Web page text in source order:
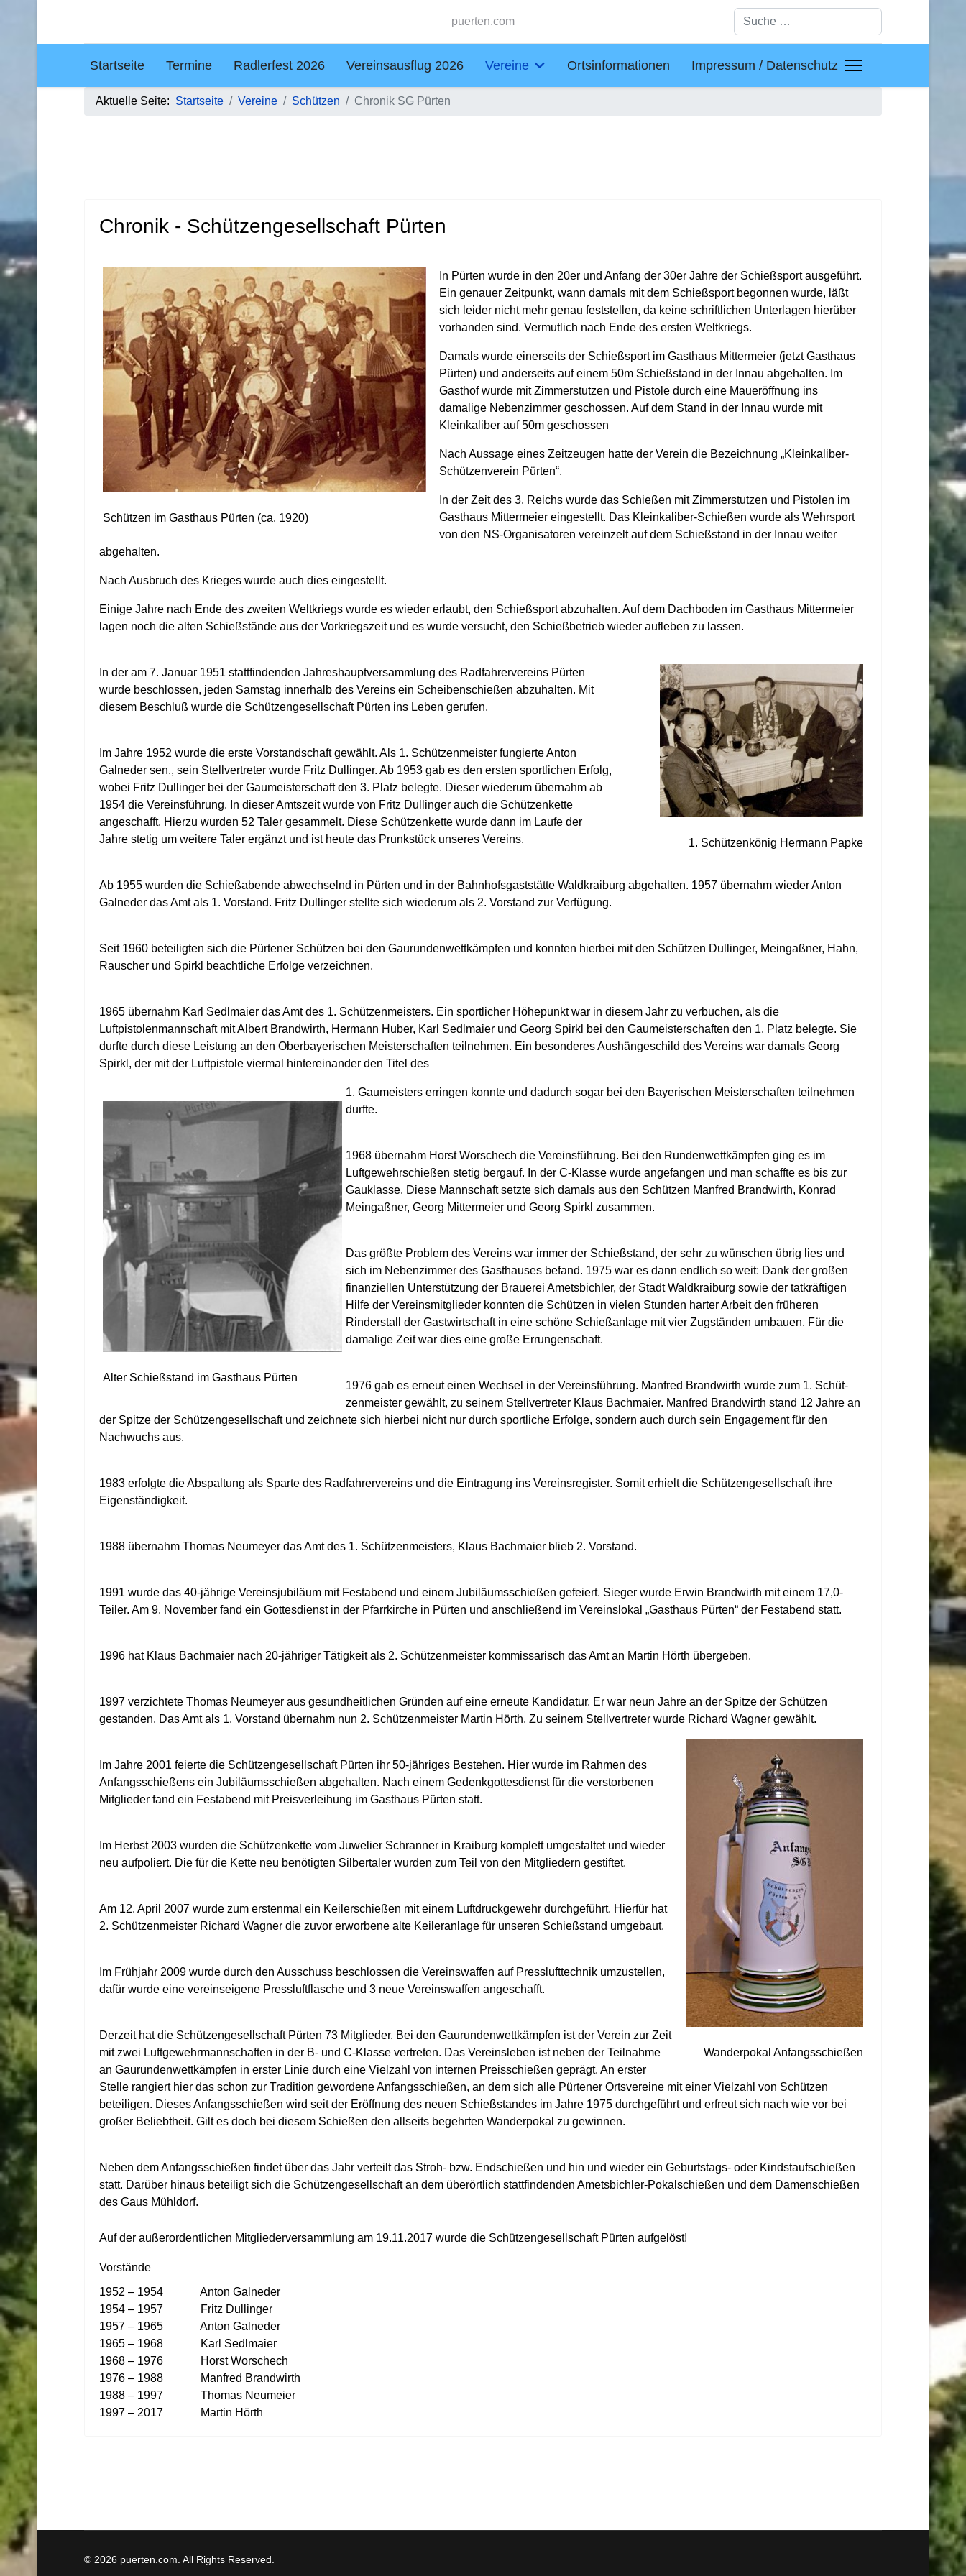
puerten.com Suchen
Startseite Termine Radlerfest 2026 Vereinsausflug 2026 Vereine Ortsinformationen Impressum / Datenschutz
Aktuelle Seite: Startseite Vereine Schützen Chronik SG Pürten
Chronik - Schützengesellschaft Pürten
Schützen im Gasthaus Pürten (ca. 1920)
In Pürten wurde in den 20er und Anfang der 30er Jahre der Schießsport ausgeführt.
Ein genauer Zeitpunkt, wann damals mit dem Schießsport begonnen wurde, läßt
sich leider nicht mehr genau feststellen, da keine schriftlichen Unterlagen hierüber
vorhanden sind. Vermutlich nach Ende des ersten Weltkriegs.
Damals wurde einerseits der Schießsport im Gasthaus Mittermeier (jetzt Gasthaus
Pürten) und anderseits auf einem 50m Schießstand in der Innau abgehalten. Im
Gasthof wurde mit Zimmerstutzen und Pistole durch eine Maueröffnung ins
damalige Nebenzimmer geschossen. Auf dem Stand in der Innau wurde mit
Kleinkaliber auf 50m geschossen
Nach Aussage eines Zeitzeugen hatte der Verein die Bezeichnung „Kleinkaliber-
Schützenverein Pürten“.
In der Zeit des 3. Reichs wurde das Schießen mit Zimmerstutzen und Pistolen im
Gasthaus Mittermeier eingestellt. Das Kleinkaliber-Schießen wurde als Wehrsport
von den NS-Organisatoren vereinzelt auf dem Schießstand in der Innau weiter
abgehalten.
Nach Ausbruch des Krieges wurde auch dies eingestellt.
Einige Jahre nach Ende des zweiten Weltkriegs wurde es wieder erlaubt, den Schießsport abzuhalten. Auf dem Dachboden im Gasthaus Mittermeier
lagen noch die alten Schießstände aus der Vorkriegszeit und es wurde versucht, den Schießbetrieb wieder aufleben zu lassen.
1. Schützenkönig Hermann Papke
In der am 7. Januar 1951 stattfindenden Jahreshauptversammlung des Radfahrervereins Pürten
wurde beschlossen, jeden Samstag innerhalb des Vereins ein Scheibenschießen abzuhalten. Mit
diesem Beschluß wurde die Schützengesellschaft Pürten ins Leben gerufen.
Im Jahre 1952 wurde die erste Vorstandschaft gewählt. Als 1. Schützenmeister fungierte Anton
Galneder sen., sein Stellvertreter wurde Fritz Dullinger. Ab 1953 gab es den ersten sportlichen Erfolg,
wobei Fritz Dullinger bei der Gaumeisterschaft den 3. Platz belegte. Dieser wiederum übernahm ab
1954 die Vereinsführung. In dieser Amtszeit wurde von Fritz Dullinger auch die Schützenkette
angeschafft. Hierzu wurden 52 Taler gesammelt. Diese Schützenkette wurde dann im Laufe der
Jahre stetig um weitere Taler ergänzt und ist heute das Prunkstück unseres Vereins.
Ab 1955 wurden die Schießabende abwechselnd in Pürten und in der Bahnhofsgaststätte Waldkraiburg abgehalten. 1957 übernahm wieder Anton
Galneder das Amt als 1. Vorstand. Fritz Dullinger stellte sich wiederum als 2. Vorstand zur Verfügung.
Seit 1960 beteiligten sich die Pürtener Schützen bei den Gaurundenwettkämpfen und konnten hierbei mit den Schützen Dullinger, Meingaßner, Hahn,
Rauscher und Spirkl beachtliche Erfolge verzeichnen.
1965 übernahm Karl Sedlmaier das Amt des 1. Schützenmeisters. Ein sportlicher Höhepunkt war in diesem Jahr zu verbuchen, als die
Luftpistolenmannschaft mit Albert Brandwirth, Hermann Huber, Karl Sedlmaier und Georg Spirkl bei den Gaumeisterschaften den 1. Platz belegte. Sie
durfte durch diese Leistung an den Oberbayerischen Meisterschaften teilnehmen. Ein besonderes Aushängeschild des Vereins war damals Georg
Spirkl, der mit der Luftpistole viermal hintereinander den Titel des
Alter Schießstand im Gasthaus Pürten
1. Gaumeisters erringen konnte und dadurch sogar bei den Bayerischen Meisterschaften teilnehmen
durfte.
1968 übernahm Horst Worschech die Vereinsführung. Bei den Rundenwettkämpfen ging es im
Luftgewehrschießen stetig bergauf. In der C-Klasse wurde angefangen und man schaffte es bis zur
Gauklasse. Diese Mannschaft setzte sich damals aus den Schützen Manfred Brandwirth, Konrad
Meingaßner, Georg Mittermeier und Georg Spirkl zusammen.
Das größte Problem des Vereins war immer der Schießstand, der sehr zu wünschen übrig lies und
sich im Nebenzimmer des Gasthauses befand. 1975 war es dann endlich so weit: Dank der großen
finanziellen Unterstützung der Brauerei Ametsbichler, der Stadt Waldkraiburg sowie der tatkräftigen
Hilfe der Vereinsmitglieder konnten die Schützen in vielen Stunden harter Arbeit den früheren
Rinderstall der Gastwirtschaft in eine schöne Schießanlage mit vier Zugständen umbauen. Für die
damalige Zeit war dies eine große Errungenschaft.
1976 gab es erneut einen Wechsel in der Vereinsführung. Manfred Brandwirth wurde zum 1. Schüt-
zenmeister gewählt, zu seinem Stellvertreter Klaus Bachmaier. Manfred Brandwirth stand 12 Jahre an
der Spitze der Schützengesellschaft und zeichnete sich hierbei nicht nur durch sportliche Erfolge, sondern auch durch sein Engagement für den
Nachwuchs aus.
1983 erfolgte die Abspaltung als Sparte des Radfahrervereins und die Eintragung ins Vereinsregister. Somit erhielt die Schützengesellschaft ihre
Eigenständigkeit.
1988 übernahm Thomas Neumeyer das Amt des 1. Schützenmeisters, Klaus Bachmaier blieb 2. Vorstand.
1991 wurde das 40-jährige Vereinsjubiläum mit Festabend und einem Jubiläumsschießen gefeiert. Sieger wurde Erwin Brandwirth mit einem 17,0-
Teiler. Am 9. November fand ein Gottesdienst in der Pfarrkirche in Pürten und anschließend im Vereinslokal „Gasthaus Pürten“ der Festabend statt.
1996 hat Klaus Bachmaier nach 20-jähriger Tätigkeit als 2. Schützenmeister kommissarisch das Amt an Martin Hörth übergeben.
1997 verzichtete Thomas Neumeyer aus gesundheitlichen Gründen auf eine erneute Kandidatur. Er war neun Jahre an der Spitze der Schützen
gestanden. Das Amt als 1. Vorstand übernahm nun 2. Schützenmeister Martin Hörth. Zu seinem Stellvertreter wurde Richard Wagner gewählt.
Wanderpokal Anfangsschießen
Im Jahre 2001 feierte die Schützengesellschaft Pürten ihr 50-jähriges Bestehen. Hier wurde im Rahmen des
Anfangsschießens ein Jubiläumsschießen abgehalten. Nach einem Gedenkgottesdienst für die verstorbenen
Mitglieder fand ein Festabend mit Preisverleihung im Gasthaus Pürten statt.
Im Herbst 2003 wurden die Schützenkette vom Juwelier Schranner in Kraiburg komplett umgestaltet und wieder
neu aufpoliert. Die für die Kette neu benötigten Silbertaler wurden zum Teil von den Mitgliedern gestiftet.
Am 12. April 2007 wurde zum erstenmal ein Keilerschießen mit einem Luftdruckgewehr durchgeführt. Hierfür hat
2. Schützenmeister Richard Wagner die zuvor erworbene alte Keileranlage für unseren Schießstand umgebaut.
Im Frühjahr 2009 wurde durch den Ausschuss beschlossen die Vereinswaffen auf Presslufttechnik umzustellen,
dafür wurde eine vereinseigene Pressluftflasche und 3 neue Vereinswaffen angeschafft.
Derzeit hat die Schützengesellschaft Pürten 73 Mitglieder. Bei den Gaurundenwettkämpfen ist der Verein zur Zeit
mit zwei Luftgewehrmannschaften in der B- und C-Klasse vertreten. Das Vereinsleben ist neben der Teilnahme
an Gaurundenwettkämpfen in erster Linie durch eine Vielzahl von internen Preisschießen geprägt. An erster
Stelle rangiert hier das schon zur Tradition gewordene Anfangsschießen, an dem sich alle Pürtener Ortsvereine mit einer Vielzahl von Schützen
beteiligen. Dieses Anfangsschießen wird seit der Eröffnung des neuen Schießstandes im Jahre 1975 durchgeführt und erfreut sich nach wie vor bei
großer Beliebtheit. Gilt es doch bei diesem Schießen den allseits begehrten Wanderpokal zu gewinnen.
Neben dem Anfangsschießen findet über das Jahr verteilt das Stroh- bzw. Endschießen und hin und wieder ein Geburtstags- oder Kindstaufschießen
statt. Darüber hinaus beteiligt sich die Schützengesellschaft an dem überörtlich stattfindenden Ametsbichler-Pokalschießen und dem Damenschießen
des Gaus Mühldorf.
Auf der außerordentlichen Mitgliederversammlung am 19.11.2017 wurde die Schützengesellschaft Pürten aufgelöst!
Vorstände
1952 – 1954 Anton Galneder
1954 – 1957 Fritz Dullinger
1957 – 1965 Anton Galneder
1965 – 1968 Karl Sedlmaier
1968 – 1976 Horst Worschech
1976 – 1988 Manfred Brandwirth
1988 – 1997 Thomas Neumeier
1997 – 2017 Martin Hörth
© 2026 puerten.com. All Rights Reserved.